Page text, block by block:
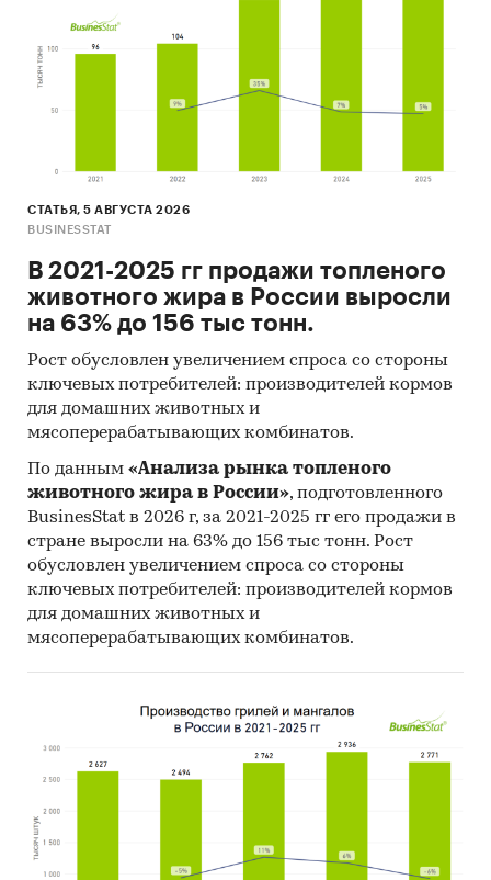
СТАТЬЯ, 5 АВГУСТА 2026
BUSINESSTAT
В 2021-2025 гг продажи топленого
животного жира в России выросли
на 63% до 156 тыс тонн.
Рост обусловлен увеличением спроса со стороны
ключевых потребителей: производителей кормов
для домашних животных и
мясоперерабатывающих комбинатов.
По данным «Анализа рынка топленого
животного жира в России», подготовленного
BusinesStat в 2026 г, за 2021-2025 гг его продажи в
стране выросли на 63% до 156 тыс тонн. Рост
обусловлен увеличением спроса со стороны
ключевых потребителей: производителей кормов
для домашних животных и
мясоперерабатывающих комбинатов.